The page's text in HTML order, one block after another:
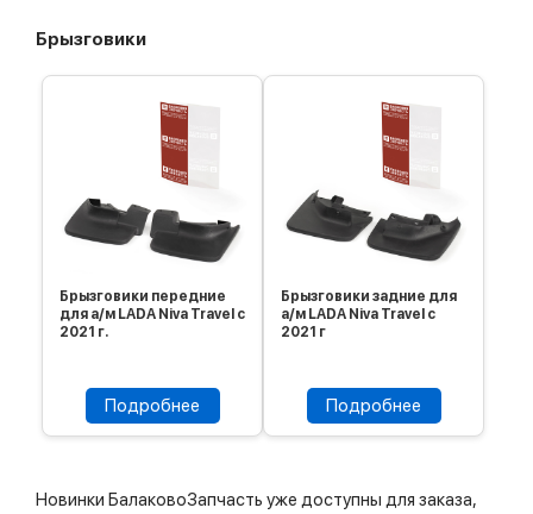
Брызговики
Брызговики передние
для а/м LADA Niva Travel с
2021 г.
Подробнее
Брызговики задние для
а/м LADA Niva Travel с
2021 г
Подробнее
Новинки БалаковоЗапчасть уже доступны для заказа,